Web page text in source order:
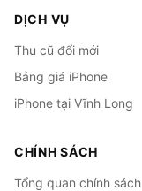
DỊCH VỤ
Thu cũ đổi mới
Bảng giá iPhone
iPhone tại Vĩnh Long
CHÍNH SÁCH
Tổng quan chính sách